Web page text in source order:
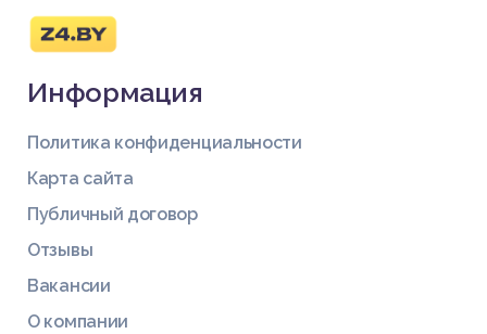
Информация
Политика конфиденциальности
Карта сайта
Публичный договор
Отзывы
Вакансии
О компании